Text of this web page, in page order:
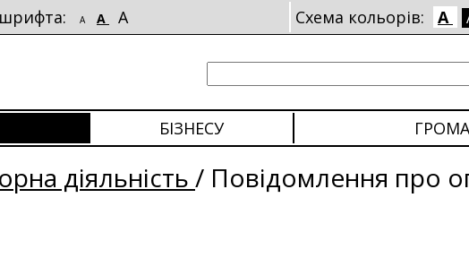
A A A Схема кольорів: A
БІЗНЕСУ
діяльність / Повідомлення про